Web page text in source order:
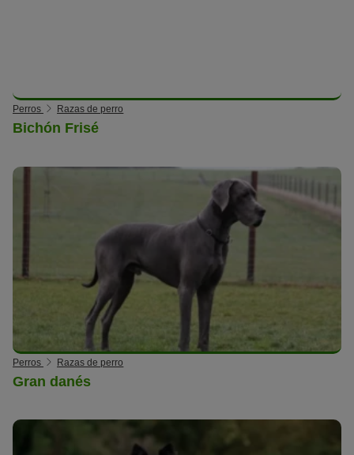
Perros Razas de perro
Bichón Frisé
Perros Razas de perro
Gran danés